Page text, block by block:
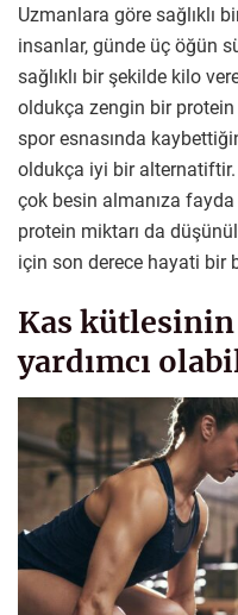
Uzmanlara göre sağlıklı
insanlar, günde üç öğün
sağlıklı bir şekilde kilo
oldukça zengin bir protein
spor esnasında
oldukça iyi bir
çok besin almanıza
protein miktarı da
için son derece hayati bir
Kas
yardımcı